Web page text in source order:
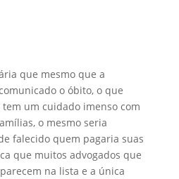
que mesmo que a
o óbito, o que
um cuidado imenso com
o mesmo seria
falecido quem pagaria suas
que muitos advogados que
na lista e a única